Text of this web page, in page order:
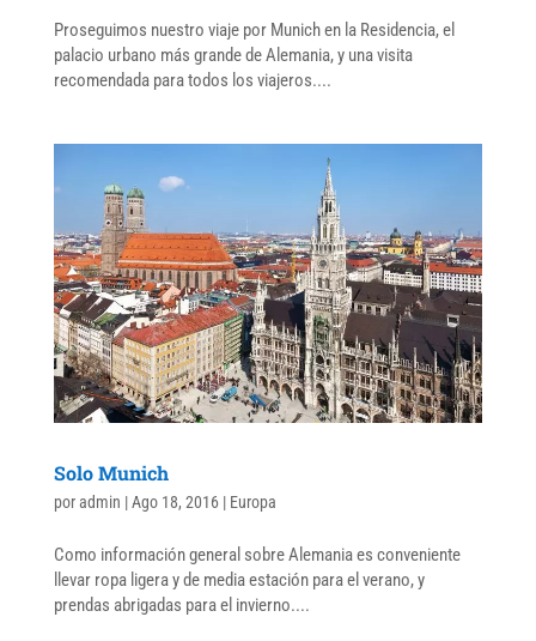
Proseguimos nuestro viaje por Munich en la Residencia, el
palacio urbano más grande de Alemania, y una visita
recomendada para todos los viajeros....
Solo Munich
poradmin |Ago 18, 2016| Europa
Como información general sobre Alemania es conveniente
llevar ropa ligera y de media estación para el verano, y
prendas abrigadas para el invierno....